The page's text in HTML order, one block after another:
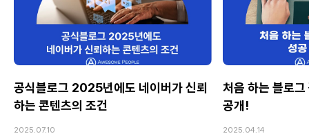
공식블로그 2025년에도 네이버가 신뢰
하는 콘텐츠의 조건
2025.07.10
처음 하는 블로
공개!
2025.04.14